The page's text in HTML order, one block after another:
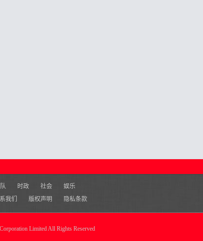
时政 社会
娱乐
我们 版权声明 隐私条款
Limited All Rights Reserved